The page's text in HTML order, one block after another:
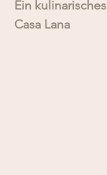
Ein
Casa Lana